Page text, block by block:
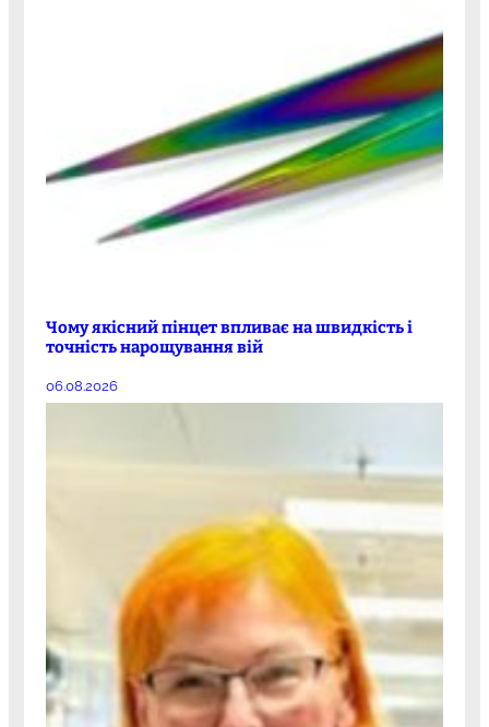
Чому якісний пінцет впливає на швидкість і
точність нарощування вій
06.08.2026